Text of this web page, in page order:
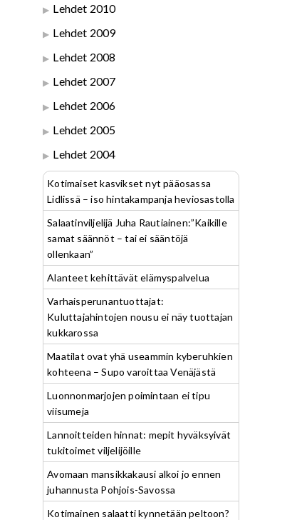
Lehdet 2010
Lehdet 2009
Lehdet 2008
Lehdet 2007
Lehdet 2006
Lehdet 2005
Lehdet 2004
Kotimaiset kasvikset nyt pääosassa
Lidlissä – iso hintakampanja heviosastolla
Salaatinviljelijä Juha Rautiainen:”Kaikille
samat säännöt – tai ei sääntöjä
ollenkaan”
Alanteet kehittävät elämyspalvelua
Varhaisperunantuottajat:
Kuluttajahintojen nousu ei näy tuottajan
kukkarossa
Maatilat ovat yhä useammin kyberuhkien
kohteena – Supo varoittaa Venäjästä
Luonnonmarjojen poimintaan ei tipu
viisumeja
Lannoitteiden hinnat: mepit hyväksyivät
tukitoimet viljelijöille
Avomaan mansikkakausi alkoi jo ennen
juhannusta Pohjois-Savossa
Kotimainen salaatti kynnetään peltoon?